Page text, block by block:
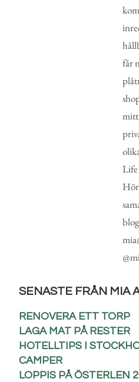
får
SENASTE FRÅN MIA
RENOVERA ETT TORP
LAGA MAT PÅ RESTER
HOTELLTIPS I
CAMPER
LOPPIS PÅ ÖSTERLEN